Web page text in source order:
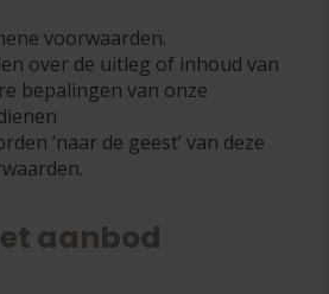
voorwaarden.
over de uitleg of inhoud van
bepalingen van onze
‘naar de geest’ van deze
aanbod